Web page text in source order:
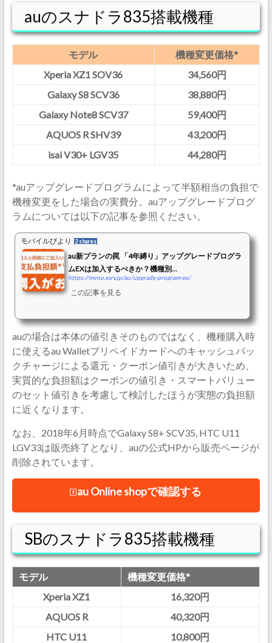
auのスナドラ835搭載機種
モデル
機種変更価格*
Xperia XZ1 SOV36
34,560円
Galaxy S8 SCV36
38,880円
Galaxy Note8 SCV37
59,400円
AQUOS R SHV39
43,200円
isai V30+ LGV35
44,280円
*auアップグレードプログラムによって半額相当の負担で
機種変更をした場合の実費分。auアップグレードプログ
ラムについては以下の記事を参照ください。
モバイルびより 2 shares
au新プランの罠 「4年縛り」アップグレードプログラ
ムEXは加入するべきか？機種別...
https://mvno.xsrv.jp/au/upgrade-program-ex/
この記事を見る
auの場合は本体の値引きそのものではなく、機種購入時
に使えるau Walletプリペイドカードへのキャッシュバッ
クチャージによる還元・クーポン値引きが大きいため、
実質的な負担額はクーポンの値引き・スマートバリュー
のセット値引きを考慮して検討したほうが実態の負担額
に近くなります。
なお、2018年6月時点でGalaxy S8+ SCV35, HTC U11
LGV33は販売終了となり、auの公式HPから販売ページが
削除されています。
au Online shopで確認する
SBのスナドラ835搭載機種
モデル
機種変更価格*
Xperia XZ1
16,320円
AQUOS R
40,320円
HTC U11
10,800円